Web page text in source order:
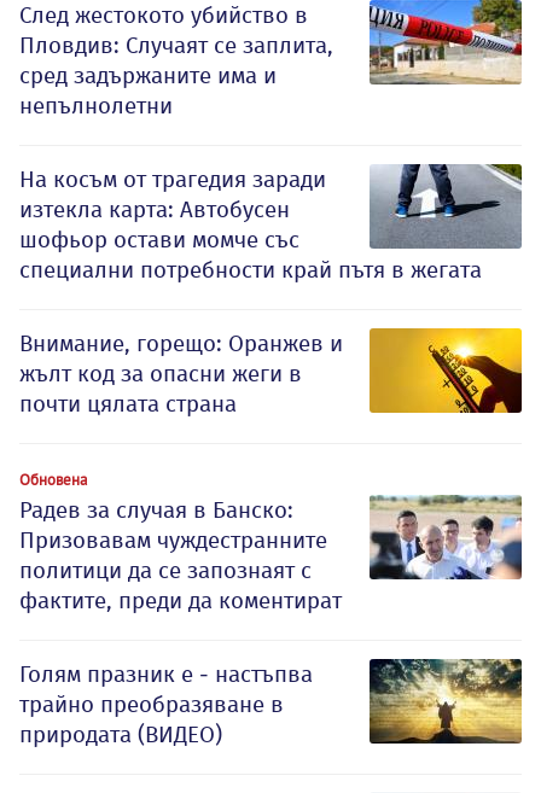
След жестокото убийство в
Пловдив: Случаят се заплита,
сред задържаните има и
непълнолетни
На косъм от трагедия заради
изтекла карта: Автобусен
шофьор остави момче със
специални потребности край пътя в жегата
Внимание, горещо: Оранжев и
жълт код за опасни жеги в
почти цялата страна
Обновена
Радев за случая в Банско:
Призовавам чуждестранните
политици да се запознаят с
фактите, преди да коментират
Голям празник е - настъпва
трайно преобразяване в
природата (ВИДЕО)